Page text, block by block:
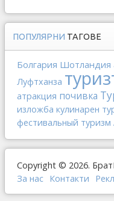
ПОПУЛЯРНИ ТАГОВЕ
Болгария Шотландия
Луфтханза
атракция почивка
изложба кулинарен
фестивальный туризм
Copyright © 2026.
За нас Контакти